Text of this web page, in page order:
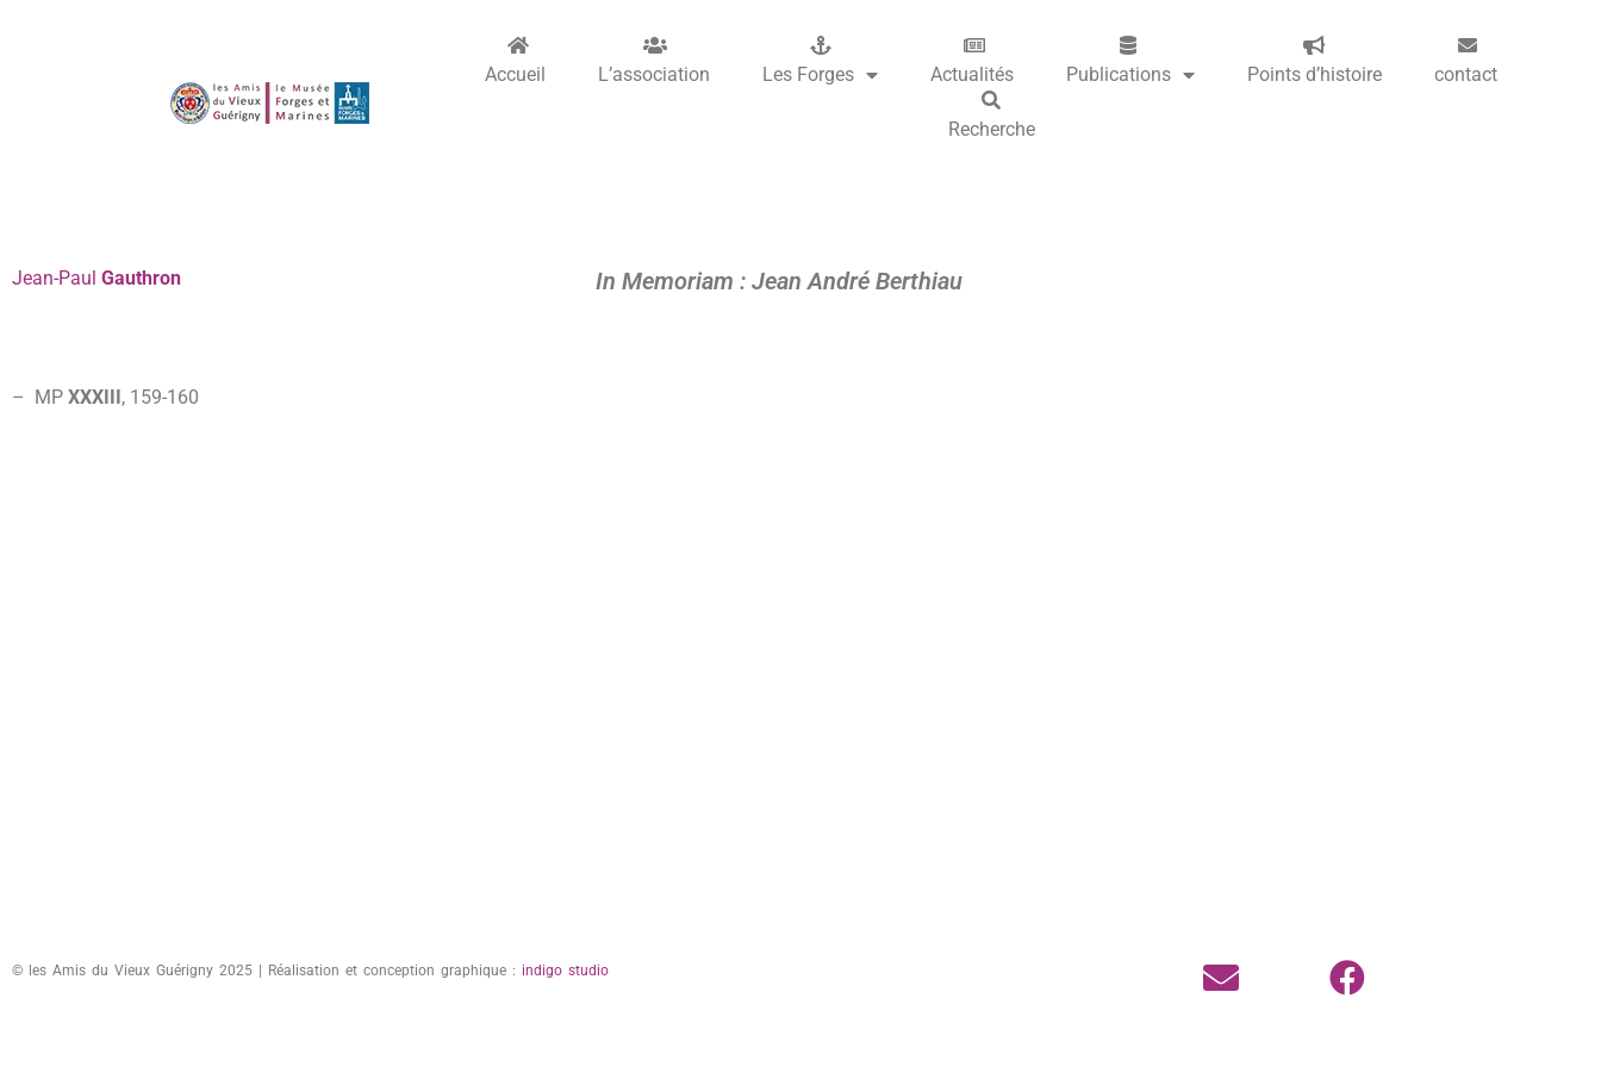
Accueil L’association Les Forges Actualités Publications Points d’histoire contact
Recherche
Jean-Paul Gauthron In Memoriam : Jean André Berthiau
– MP XXXIII, 159-160
© les Amis du Vieux Guérigny 2025 | Réalisation et conception graphique : indigo studio